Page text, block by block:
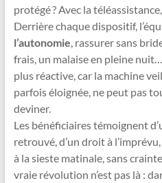
protégé ? Avec la
Derrière chaque dispositif,
l’autonomie , rassurer sans
frais, un malaise en pleine
plus réactive, car la machine
parfois éloignée, ne peut pas
deviner.
Les bénéficiaires témoignent
retrouvé, d’un droit à
à la sieste matinale, sans
vraie révolution n’est pas là :